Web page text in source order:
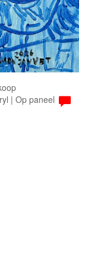
| Op paneel